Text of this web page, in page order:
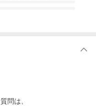
問は、